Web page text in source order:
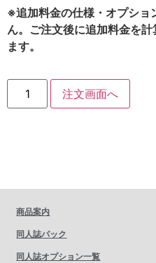
※追加料金の仕様・オプショ
ん。ご注文後に追加料金を
ます。
注文画面へ
商品案内
同人誌パック
同人誌オプション一覧